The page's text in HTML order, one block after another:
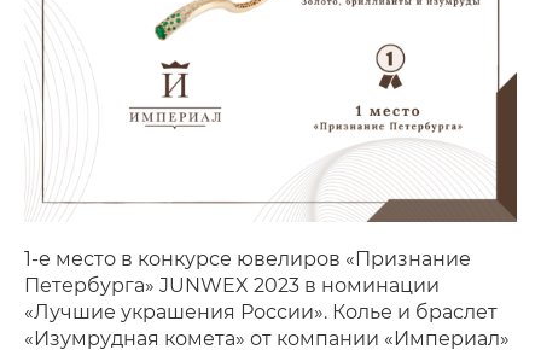
1-е место в конкурсе ювелиров «Признание
Петербурга» JUNWEX 2023 в номинации
«Лучшие украшения России». Колье и браслет
«Изумрудная комета» от компании «Империал»